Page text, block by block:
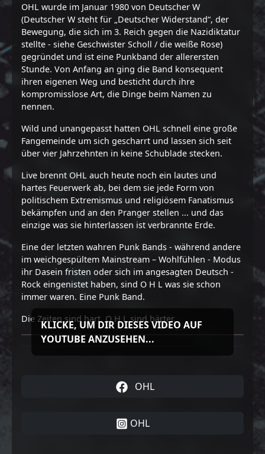
OHL wurde im Januar 1980 von Deutscher W
(Deutscher W steht für „Deutscher Widerstand“, der
Bewegung, die sich im 3. Reich gegen die Nazidiktatur
stellte - siehe Geschwister Scholl / die weiße Rose)
gegründet und ist eine Punkband der allerersten
Stunde. Von Anfang an ging die Band konsequent
ihren eigenen Weg und besticht durch ihre
kompromisslose Art, die Dinge beim Namen zu
nennen.
Wild und unangepasst hatten OHL schnell eine große
Fangemeinde um sich gescharrt und lassen sich seit
über vier Jahrzehnten in keine Schublade stecken.
Live brennt OHL auch heute noch ein lautes und
hartes Feuerwerk ab, bei dem sie jede Form von
politischem Extremismus und religiösem Fanatismus
bekämpfen und an den Pranger stellen ... und das
einzige was sie hinterlassen ist verbrannte Erde.
Eine der letzten wahren Punk Bands - während andere
im weichgespültem Mainstream – Wohlfühlen - Modus
ihr Dasein fristen oder sich im angesagten Deutsch -
Rock eingenistet haben, sind O H L was sie schon
immer waren. Eine Punk Band.
Die Zeiten sind hart. O H L sind härter.
KLICKE, UM DIR DIESES VIDEO AUF
YOUTUBE ANZUSEHEN...
OHL
OHL